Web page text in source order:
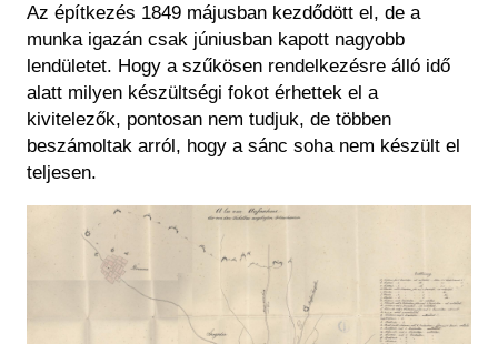
Az építkezés 1849 májusban kezdődött el, de a
munka igazán csak júniusban kapott nagyobb
lendületet. Hogy a szűkösen rendelkezésre álló idő
alatt milyen készültségi fokot érhettek el a
kivitelezők, pontosan nem tudjuk, de többen
beszámoltak arról, hogy a sánc soha nem készült el
teljesen.